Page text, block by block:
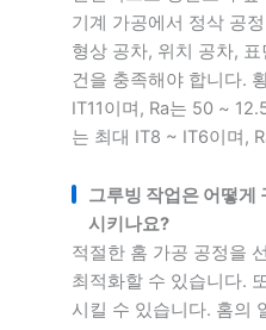
기계 가공에서 정삭 공
형상 공차, 위치 공차,
건을 충족해야 합니다.
IT11이며, Ra는 50 ~
는 최대 IT8 ~ IT6이며,
그루빙 작업은 어떻게
시키나요?
적절한 홈 가공 공정을
최적화할 수 있습니다.
시킬 수 있습니다. 홈의